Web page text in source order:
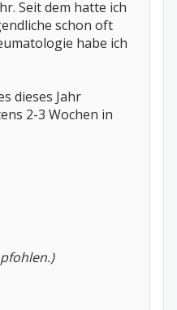
Seit dem hatte ich
schon oft
habe ich
dieses Jahr
2-3 Wochen in